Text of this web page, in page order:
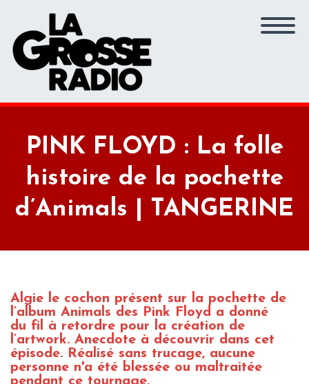
PINK FLOYD : La folle
histoire de la pochette
d’Animals | TANGERINE
Algie le cochon présent sur la pochette de
l’album Animals des Pink Floyd a donné
du fil à retordre pour la création de
l’artwork. Anecdote à découvrir dans cet
épisode. Réalisé sans trucage, aucune
personne n'a été blessée ou maltraitée
pendant ce tournage.